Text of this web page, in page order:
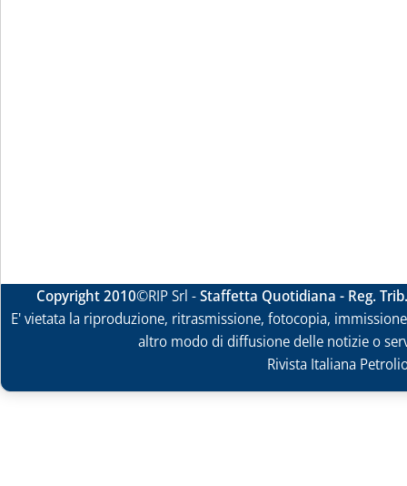
Copyright 2010©RIP Srl -Staffetta Quotidiana - Reg.
E' vietata la riproduzione, ritrasmissione, fotocopia,
altro modo di diffusione delle notizie o
Rivista Italiana